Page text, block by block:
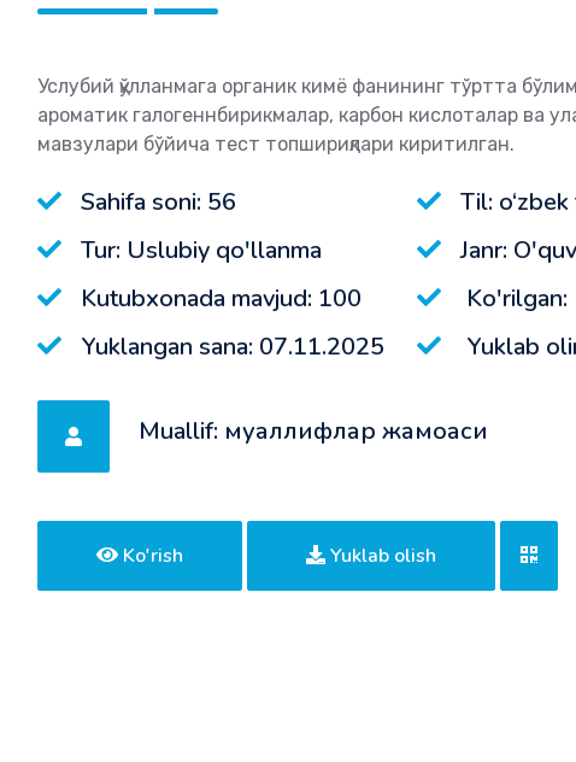
Услубий қўлланмага органик кимё фанининг тўртта
ароматик галогеннбирикмалар, карбон кислоталар ва
мавзулари бўйича тест топшириқлари киритилган.
Sahifa soni: 56
Tur: Uslubiy qo'llanma
Kutubxonada mavjud: 100
Yuklangan sana: 07.11.2025
Til:
Janr:
Ko'rilgan:
Yuklab
Muallif: муаллифлар жамоаси
Ko'rish Yuklab olish